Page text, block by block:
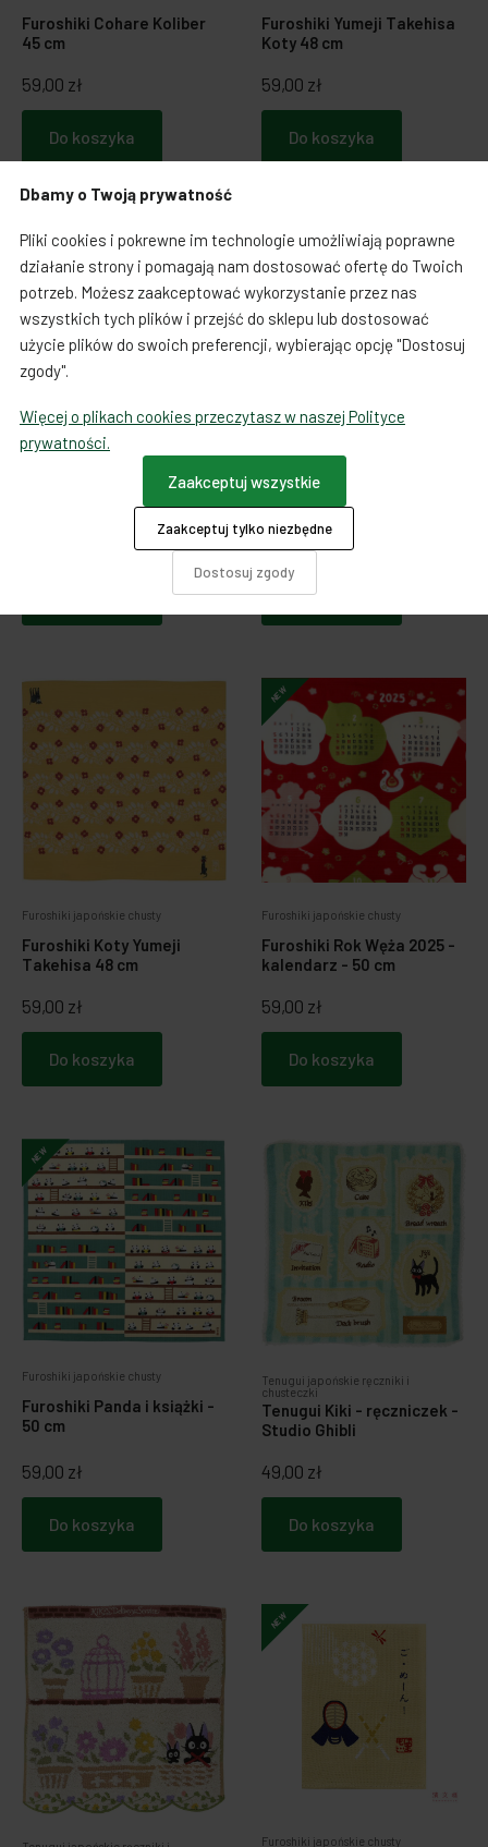
Furoshiki Cohare Koliber
45 cm
59,00 zł
Do koszyka
Furoshiki Yumeji Takehisa
Koty 48 cm
59,00 zł
Do koszyka
Furoshiki japońskie chusty
Furoshiki Origami Fuku
Cochae Daruma 48 cm
NEW
Furoshiki japońskie chusty
Furoshiki Origami Cochae
Fuji 48 cm
59,00 zł
Do koszyka
NEW
Furoshiki japońskie chusty
Furoshiki Koty Yumeji
Takehisa 48 cm
59,00 zł
Do koszyka
Furoshiki japońskie chusty
Furoshiki Rok Węża 2025 -
kalendarz - 50 cm
59,00 zł
Do koszyka
NEW
Furoshiki japońskie chusty
Furoshiki Panda i książki -
50 cm
59,00 zł
Do koszyka
NEW
Tenugui japońskie ręczniki i
chusteczki
Tenugui Kiki - ręczniczek -
Studio Ghibli
49,00 zł
Do koszyka
Furoshiki japońskie chusty
NEW
Dbamy o Twoją prywatność
Pliki cookies i pokrewne im technologie umożliwiają poprawne
działanie strony i pomagają nam dostosować ofertę do Twoich
potrzeb. Możesz zaakceptować wykorzystanie przez nas
wszystkich tych plików i przejść do sklepu lub dostosować
użycie plików do swoich preferencji, wybierając opcję "Dostosuj
zgody".
Więcej o plikach cookies przeczytasz w naszej Polityce
prywatności.
Dostosuj zgody
Zaakceptuj tylko niezbędne
Zaakceptuj wszystkie